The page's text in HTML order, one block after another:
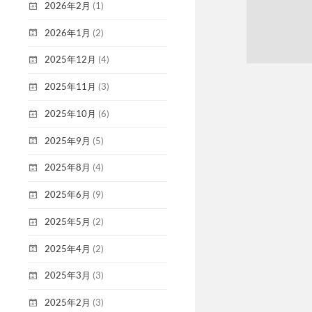
2026年2月 (1)
2026年1月 (2)
2025年12月 (4)
2025年11月 (3)
2025年10月 (6)
2025年9月 (5)
2025年8月 (4)
2025年6月 (9)
2025年5月 (2)
2025年4月 (2)
2025年3月 (3)
2025年2月 (3)